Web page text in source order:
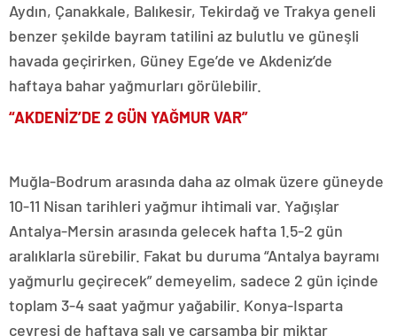
Aydın, Çanakkale, Balıkesir, Tekirdağ ve Trakya geneli
benzer şekilde bayram tatilini az bulutlu ve güneşli
havada geçirirken, Güney Ege’de ve Akdeniz’de
haftaya bahar yağmurları görülebilir.
“AKDENİZ’DE 2 GÜN YAĞMUR VAR”
Muğla-Bodrum arasında daha az olmak üzere güneyde
10-11 Nisan tarihleri yağmur ihtimali var. Yağışlar
Antalya-Mersin arasında gelecek hafta 1.5-2 gün
aralıklarla sürebilir. Fakat bu duruma “Antalya bayramı
yağmurlu geçirecek” demeyelim, sadece 2 gün içinde
toplam 3-4 saat yağmur yağabilir. Konya-Isparta
çevresi de haftaya salı ve çarşamba bir miktar